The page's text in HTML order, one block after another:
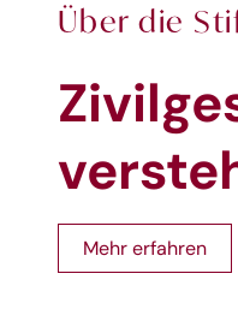
Über die
Mehr erfahren